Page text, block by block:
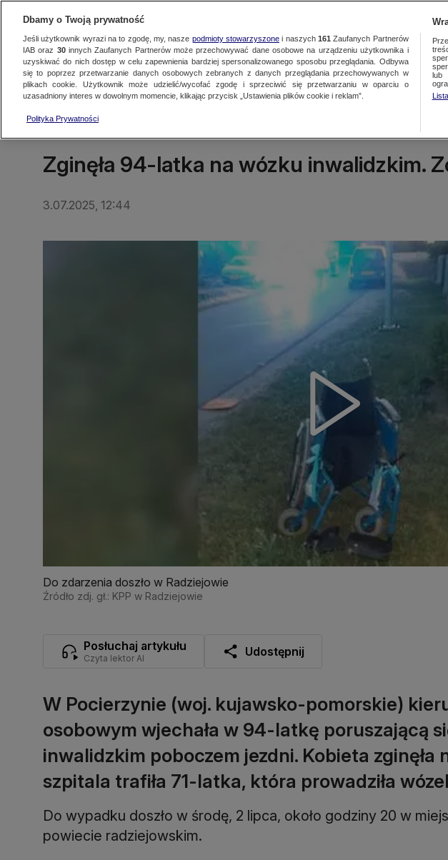
Oglądaj TVN24NajnowszeFaktyŚwiat PolskaRegionalne Więcej
Zginęła 94-latka na wózku inwalidzkim.
3.07.2025, 12:44
Do zdarzenia doszło w Radziejowie
Źródło zdj. gł.: KPP w Radziejowie
Posłuchaj artykułu
Czyta lektor AI Udostępnij
W Pocierzynie (woj. kujawsko-pomorskie)
osobowym wjechała w 94-latkę poruszającą
inwalidzkim poboczem jezdni. Kobieta zginęła
szpitala trafiła 71-latka, która prowadziła
Do wypadku doszło w środę, 2 lipca, około godziny 20 w
powiecie radziejowskim.
Dbamy o Twoją prywatność
Jeśli użytkownik wyrazi na to zgodę, my, nasze podmioty stowarzyszonei naszych 161 Zaufanych Partnerów
IAB oraz 30innych Zaufanych Partnerów może przechowywać dane osobowe na urządzeniu użytkownika i
uzyskiwać do nich dostęp w celu zapewnienia bardziej spersonalizowanego sposobu przeglądania. Odbywa
się to poprzez przetwarzanie danych osobowych zebranych z danych przeglądania przechowywanych w
plikach cookie. Użytkownik może udzielić/wycofać zgodę i sprzeciwić się przetwarzaniu w oparciu o
uzasadniony interes w dowolnym momencie, klikając przycisk „Ustawienia plików cookie i reklam”.
Polityka Prywatności
lub